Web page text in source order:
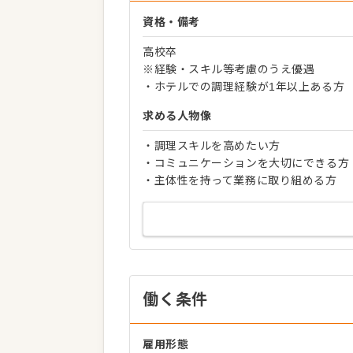
資格・備考
高校卒
※経験・スキル等考慮のうえ優遇
・ホテルでの調理経験が1年以上ある方
求める人物像
・調理スキルを高めたい方
・コミュニケーションを大切にできる方
・主体性を持って業務に取り組める方
働く条件
雇用形態